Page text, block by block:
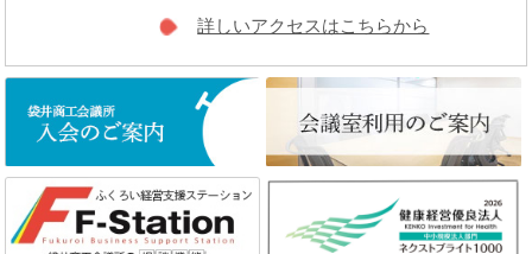
詳しいアクセスはこちらから